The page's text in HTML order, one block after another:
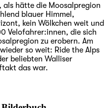
als hätte die Moosalpregion
blauer Himmel,
kein Wölkchen weit und
Velofahrer:innen, die sich
zu erobern. Am
so weit: Ride the Alps
beliebten Walliser
das war.